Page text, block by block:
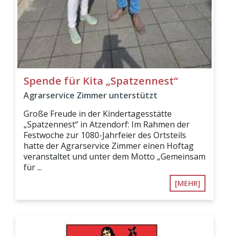
Spende für Kita „Spatzennest“
Agrarservice Zimmer unterstützt
Große Freude in der Kindertagesstätte
„Spatzennest“ in Atzendorf: Im Rahmen der
Festwoche zur 1080-Jahrfeier des Ortsteils
hatte der Agrarservice Zimmer einen Hoftag
veranstaltet und unter dem Motto „Gemeinsam
für ...
[MEHR]